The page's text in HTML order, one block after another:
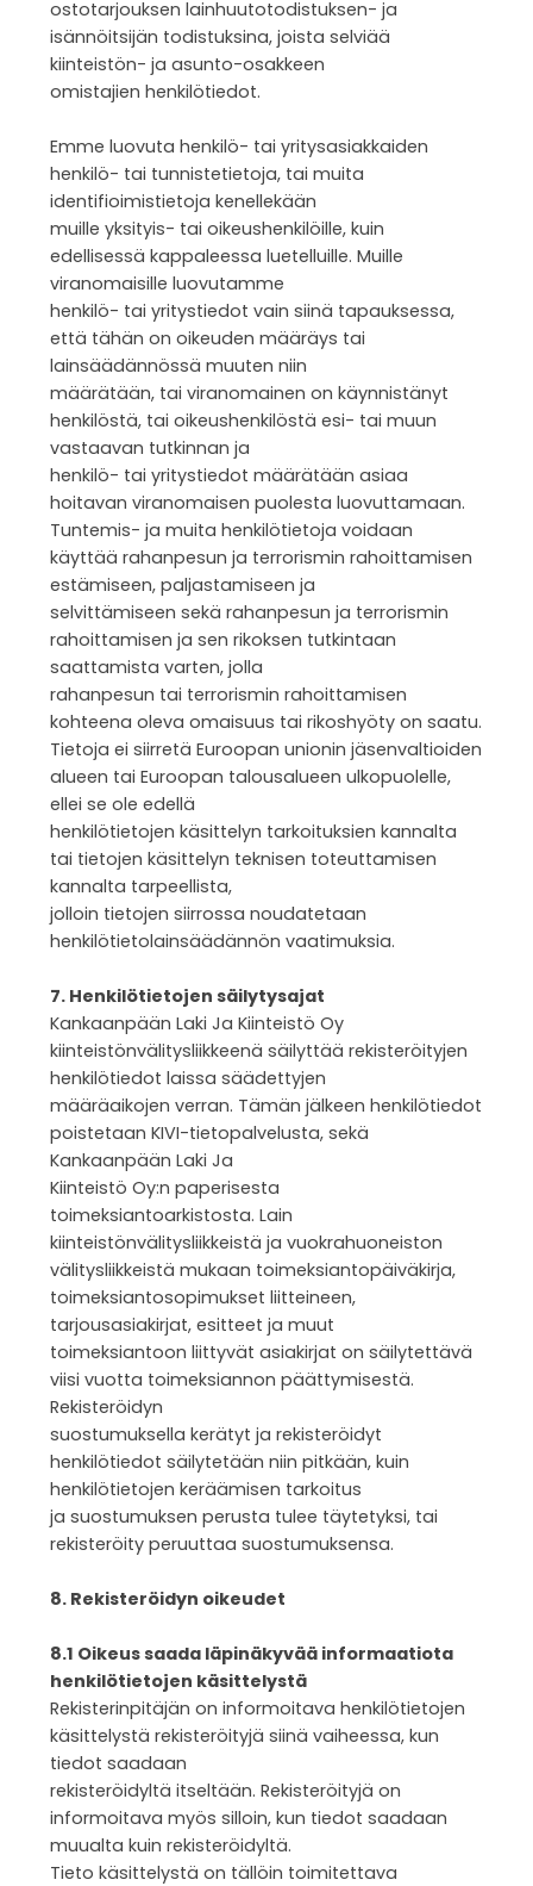
ostotarjouksen lainhuutotodistuksen- ja
isännöitsijän todistuksina, joista selviää
kiinteistön- ja asunto-osakkeen
omistajien henkilötiedot.
Emme luovuta henkilö- tai yritysasiakkaiden
henkilö- tai tunnistetietoja, tai muita
identifioimistietoja kenellekään
muille yksityis- tai oikeushenkilöille, kuin
edellisessä kappaleessa luetelluille. Muille
viranomaisille luovutamme
henkilö- tai yritystiedot vain siinä tapauksessa,
että tähän on oikeuden määräys tai
lainsäädännössä muuten niin
määrätään, tai viranomainen on käynnistänyt
henkilöstä, tai oikeushenkilöstä esi- tai muun
vastaavan tutkinnan ja
henkilö- tai yritystiedot määrätään asiaa
hoitavan viranomaisen puolesta luovuttamaan.
Tuntemis- ja muita henkilötietoja voidaan
käyttää rahanpesun ja terrorismin rahoittamisen
estämiseen, paljastamiseen ja
selvittämiseen sekä rahanpesun ja terrorismin
rahoittamisen ja sen rikoksen tutkintaan
saattamista varten, jolla
rahanpesun tai terrorismin rahoittamisen
kohteena oleva omaisuus tai rikoshyöty on saatu.
Tietoja ei siirretä Euroopan unionin jäsenvaltioiden
alueen tai Euroopan talousalueen ulkopuolelle,
ellei se ole edellä
henkilötietojen käsittelyn tarkoituksien kannalta
tai tietojen käsittelyn teknisen toteuttamisen
kannalta tarpeellista,
jolloin tietojen siirrossa noudatetaan
henkilötietolainsäädännön vaatimuksia.
7. Henkilötietojen säilytysajat
Kankaanpään Laki Ja Kiinteistö Oy
kiinteistönvälitysliikkeenä säilyttää rekisteröityjen
henkilötiedot laissa säädettyjen
määräaikojen verran. Tämän jälkeen henkilötiedot
poistetaan KIVI-tietopalvelusta, sekä
Kankaanpään Laki Ja
Kiinteistö Oy:n paperisesta
toimeksiantoarkistosta. Lain
kiinteistönvälitysliikkeistä ja vuokrahuoneiston
välitysliikkeistä mukaan toimeksiantopäiväkirja,
toimeksiantosopimukset liitteineen,
tarjousasiakirjat, esitteet ja muut
toimeksiantoon liittyvät asiakirjat on säilytettävä
viisi vuotta toimeksiannon päättymisestä.
Rekisteröidyn
suostumuksella kerätyt ja rekisteröidyt
henkilötiedot säilytetään niin pitkään, kuin
henkilötietojen keräämisen tarkoitus
ja suostumuksen perusta tulee täytetyksi, tai
rekisteröity peruuttaa suostumuksensa.
8. Rekisteröidyn oikeudet
8.1 Oikeus saada läpinäkyvää informaatiota
henkilötietojen käsittelystä
Rekisterinpitäjän on informoitava henkilötietojen
käsittelystä rekisteröityjä siinä vaiheessa, kun
tiedot saadaan
rekisteröidyltä itseltään. Rekisteröityjä on
informoitava myös silloin, kun tiedot saadaan
muualta kuin rekisteröidyltä.
Tieto käsittelystä on tällöin toimitettava